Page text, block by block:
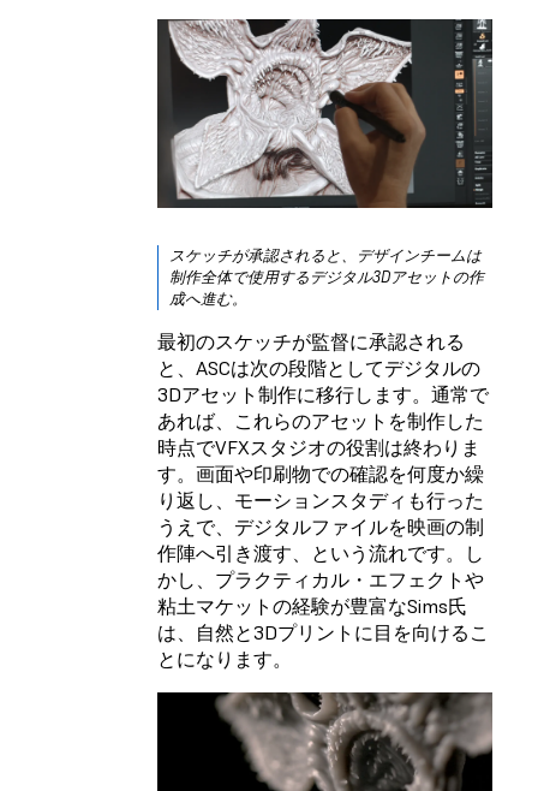
スケッチが承認されると、デザインチームは
制作全体で使用するデジタル3Dアセットの作
成へ進む。
最初のスケッチが監督に承認される
と、ASCは次の段階としてデジタルの
3Dアセット制作に移行します。通常で
あれば、これらのアセットを制作した
時点でVFXスタジオの役割は終わりま
す。画面や印刷物での確認を何度か繰
り返し、モーションスタディも行った
うえで、デジタルファイルを映画の制
作陣へ引き渡す、という流れです。し
かし、プラクティカル・エフェクトや
粘土マケットの経験が豊富なSims氏
は、自然と3Dプリントに目を向けるこ
とになります。